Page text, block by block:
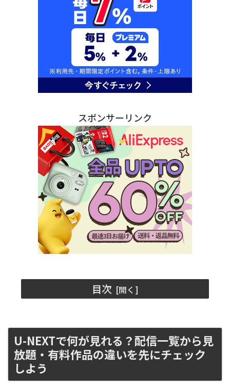
スポンサーリンク
目次
U-NEXTで何が見れる？配信一覧から見
放題・有料作品の違いを先にチェック
しよう